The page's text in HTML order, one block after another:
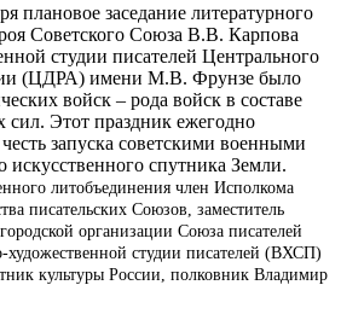
плановое заседание литературного
Советского Союза В.В. Карпова
студии писателей Центрального
(ЦДРА) имени М.В. Фрунзе было
войск – рода войск в составе
Этот праздник ежегодно
запуска советскими военными
искусственного спутника Земли.
литобъединения член Исполкома
писательских Союзов, заместитель
организации Союза писателей
художественной студии писателей (ВХСП)
культуры России, полковник Владимир